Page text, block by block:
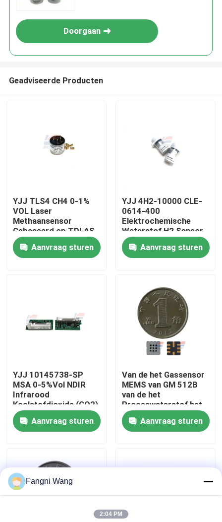
Huis
Over ons
Kwaliteitscontrole
Neem contact met ons op
De Sensor van het zuurstofgas
Elektrochemische Gassensor
Doorgaan
Geadviseerde Producten
YJJ TLS4 CH4 0-1%
VOL Laser
Methaansensor
Gebaseerd op TDLAS
Principe voor
Petrochemische
Industrie
Aanvraag sturen
YJJ 4H2-10000 CLE-
0614-400
Elektrochemische
Waterstof H2 Sensor
0-10000 ppm
Aanvraag sturen
YJJ 10145738-SP
MSA 0-5%Vol NDIR
Infrarood
Koolstofdioxide (CO2)
Sensor met
Afschermingskit voor
Industriële Veiligheid
Aanvraag sturen
Van de het Gassensor
MEMS van GM 512B
van de het
Proceswaterstof het
Sulfideadem Controle
Aanvraag sturen
Fangni Wang
2:04 PM